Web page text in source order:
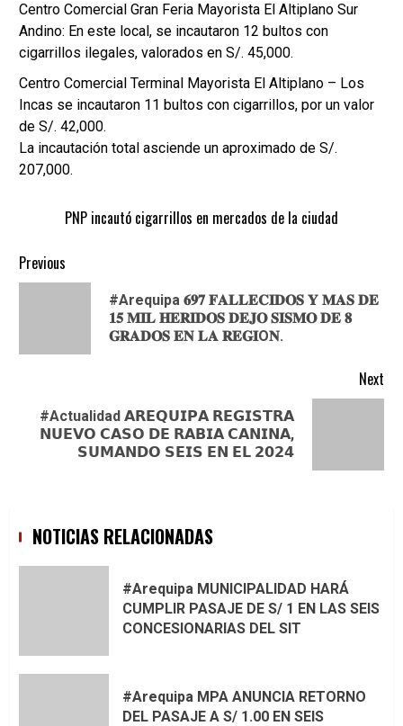
Centro Comercial Gran Feria Mayorista El Altiplano Sur
Andino: En este local, se incautaron 12 bultos con
cigarrillos ilegales, valorados en S/. 45,000.
Centro Comercial Terminal Mayorista El Altiplano – Los
Incas se incautaron 11 bultos con cigarrillos, por un valor
de S/. 42,000.
La incautación total asciende un aproximado de S/.
207,000.
PNP incautó cigarrillos en mercados de la ciudad
Continue
Previous
#Arequipa 𝟔𝟗𝟕 𝐅𝐀𝐋𝐋𝐄𝐂𝐈𝐃𝐎𝐒 𝐘 𝐌𝐀𝐒 𝐃𝐄
𝟏𝟓 𝐌𝐈𝐋 𝐇𝐄𝐑𝐈𝐃𝐎𝐒 𝐃𝐄𝐉𝐎 𝐒𝐈𝐒𝐌𝐎 𝐃𝐄 𝟖
𝐆𝐑𝐀𝐃𝐎𝐒 𝐄𝐍 𝐋𝐀 𝐑𝐄𝐆𝐈O𝐍.
Next
Next
#Actualidad 𝗔𝗥𝗘𝗤𝗨𝗜𝗣𝗔 𝗥𝗘𝗚𝗜𝗦𝗧𝗥𝗔
𝗡𝗨𝗘𝗩𝗢 𝗖𝗔𝗦𝗢 𝗗𝗘 𝗥𝗔𝗕𝗜𝗔 𝗖𝗔𝗡𝗜𝗡𝗔,
𝗦𝗨𝗠𝗔𝗡𝗗𝗢 𝗦𝗘𝗜𝗦 𝗘𝗡 𝗘𝗟 𝟮𝟬𝟮𝟰
NOTICIAS RELACIONADAS
#Arequipa MUNICIPALIDAD HARÁ
CUMPLIR PASAJE DE S/ 1 EN LAS SEIS
CONCESIONARIAS DEL SIT
#Arequipa MPA ANUNCIA RETORNO
DEL PASAJE A S/ 1.00 EN SEIS